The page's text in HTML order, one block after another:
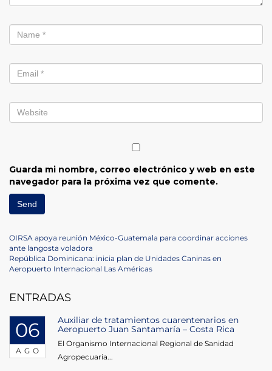
Guarda mi nombre, correo electrónico y web en este
navegador para la próxima vez que comente.
Navegación
de
Previous
Post
OIRSA apoya reunión México-Guatemala para coordinar acciones
ante langosta voladora
Next
Post
República Dominicana: inicia plan de Unidades Caninas en
Aeropuerto Internacional Las Américas
ENTRADAS
06
AGO
Auxiliar de tratamientos cuarentenarios en
Aeropuerto Juan Santamaría – Costa Rica
El Organismo Internacional Regional de Sanidad
Agropecuaria...